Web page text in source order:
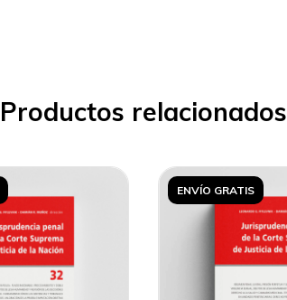
Productos relacionados
ENVÍO GRATIS